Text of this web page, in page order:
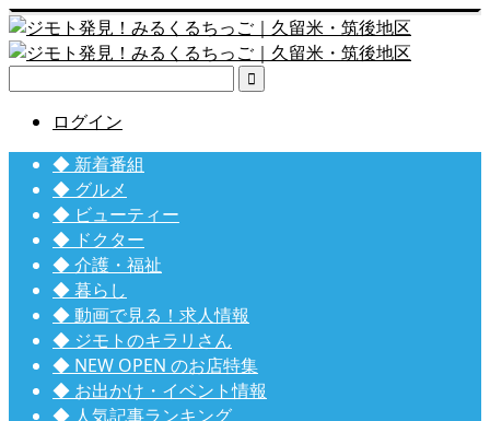

ログイン
◆ 新着番組
◆ グルメ
◆ ビューティー
◆ ドクター
◆ 介護・福祉
◆ 暮らし
◆ 動画で見る！求人情報
◆ ジモトのキラリさん
◆ NEW OPEN のお店特集
◆ お出かけ・イベント情報
◆ 人気記事ランキング